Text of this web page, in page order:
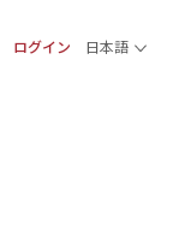
ログイン 日本語